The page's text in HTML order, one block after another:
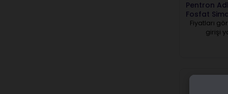
Pentron
Fosfat
Fiyatları
girişi